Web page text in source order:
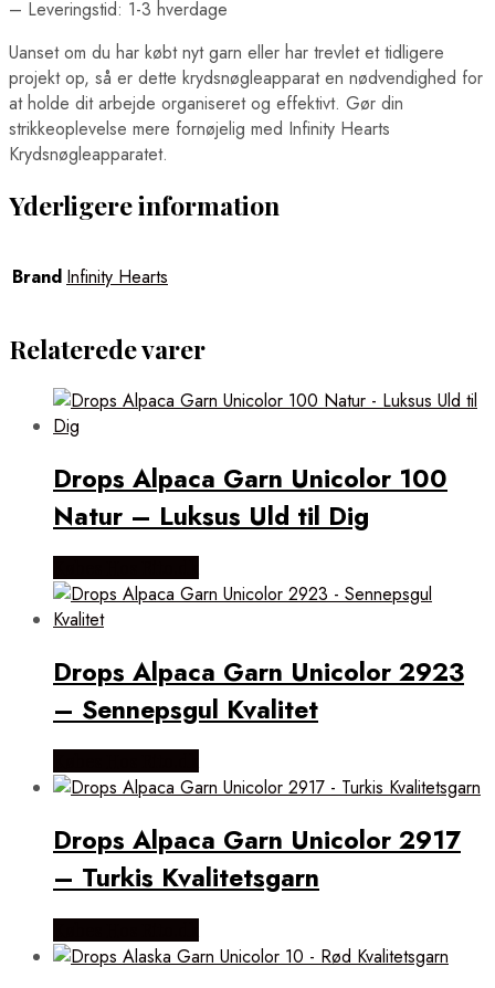
– Leveringstid: 1-3 hverdage
Uanset om du har købt nyt garn eller har trevlet et tidligere
projekt op, så er dette krydsnøgleapparat en nødvendighed for
at holde dit arbejde organiseret og effektivt. Gør din
strikkeoplevelse mere fornøjelig med Infinity Hearts
Krydsnøgleapparatet.
Yderligere information
Brand Infinity Hearts
Relaterede varer
Drops Alpaca Garn Unicolor 100
Natur – Luksus Uld til Dig
Drops Alpaca Garn Unicolor 2923
– Sennepsgul Kvalitet
Drops Alpaca Garn Unicolor 2917
– Turkis Kvalitetsgarn